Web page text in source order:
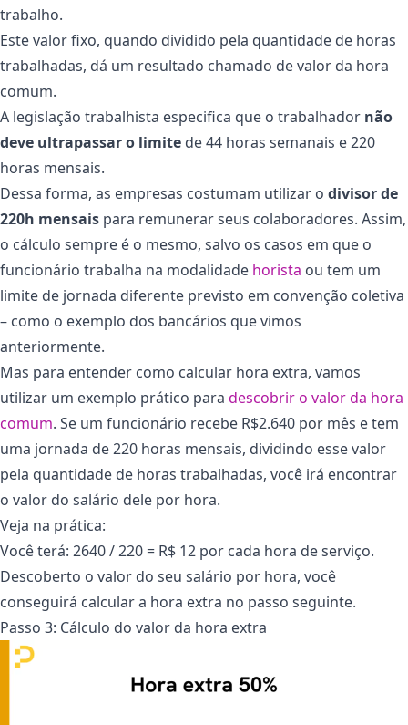
trabalho.
Este valor fixo, quando dividido pela quantidade de horas
trabalhadas, dá um resultado chamado de valor da hora
comum.
A legislação trabalhista especifica que o trabalhador não
deve ultrapassar o limite de 44 horas semanais e 220
horas mensais.
Dessa forma, as empresas costumam utilizar o divisor de
220h mensais para remunerar seus colaboradores. Assim,
o cálculo sempre é o mesmo, salvo os casos em que o
funcionário trabalha na modalidade horista ou tem um
limite de jornada diferente previsto em convenção coletiva
– como o exemplo dos bancários que vimos
anteriormente.
Mas para entender como calcular hora extra, vamos
utilizar um exemplo prático para descobrir o valor da hora
comum. Se um funcionário recebe R$2.640 por mês e tem
uma jornada de 220 horas mensais, dividindo esse valor
pela quantidade de horas trabalhadas, você irá encontrar
o valor do salário dele por hora.
Veja na prática:
Você terá: 2640 / 220 = R$ 12 por cada hora de serviço.
Descoberto o valor do seu salário por hora, você
conseguirá calcular a hora extra no passo seguinte.
Passo 3: Cálculo do valor da hora extra